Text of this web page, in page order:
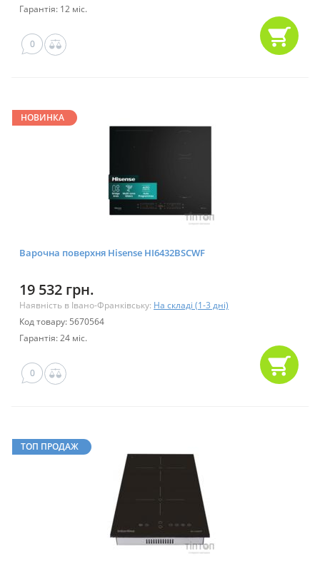
Гарантія: 12 міс.
0
НОВИНКА
Варочна поверхня Hisense HI6432BSCWF
19 532 грн.
Наявність в Івано-Франківську: На складі (1-3 дні)
Код товару: 5670564
Гарантія: 24 міс.
0
ТОП ПРОДАЖ